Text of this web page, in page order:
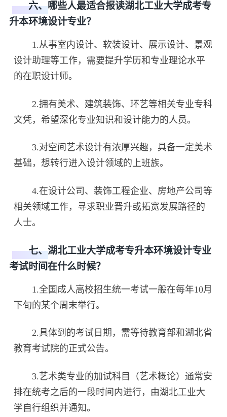
六、哪些人最适合报读湖北工业大学成考专
升本环境设计专业？
1.从事室内设计、软装设计、展示设计、景观
设计助理等工作，需要提升学历和专业理论水平
的在职设计师。
2.拥有美术、建筑装饰、环艺等相关专业专科
文凭，希望深化专业知识和设计能力的人员。
3.对空间艺术设计有浓厚兴趣，具备一定美术
基础，想转行进入设计领域的上班族。
4.在设计公司、装饰工程企业、房地产公司等
相关领域工作，寻求职业晋升或拓宽发展路径的
人士。
七、湖北工业大学成考专升本环境设计专业
考试时间在什么时候？
1.全国成人高校招生统一考试一般在每年10月
下旬的某个周末举行。
2.具体到的考试日期，需等待教育部和湖北省
教育考试院的正式公告。
3.艺术类专业的加试科目（艺术概论）通常安
排在统考之后的一段时间内进行，由湖北工业大
学自行组织并通知。